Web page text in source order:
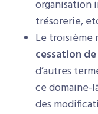
organisation
trésorerie,
Le troisième
cessation
d’autres
ce domaine-
des